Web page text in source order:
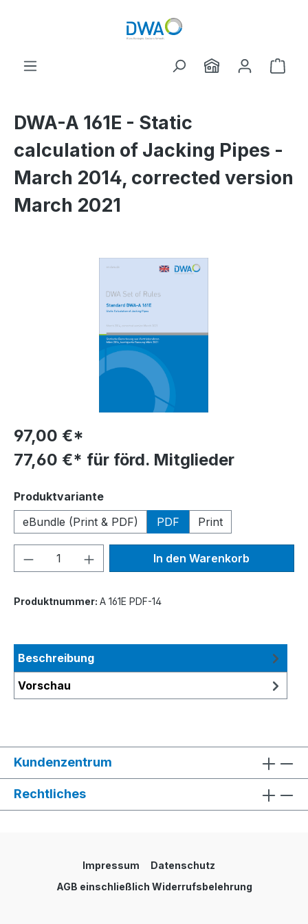
DWA-A 161E - Static
calculation of Jacking Pipes -
March 2014, corrected version
March 2021
Bildergalerie überspringen
97,00 €*
77,60 €* für förd. Mitglieder
Produktvarianteauswählen
eBundle (Print & PDF)
PDF Print
Produkt Anzahl: Gib denIn den Warenkorb
Produktnummer: A 161E PDF-14
Beschreibung
Vorschau
Kundenzentrum
Rechtliches
Impressum
Datenschutz
AGB einschließlich Widerrufsbelehrung